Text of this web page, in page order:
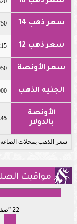
سعر ذهب 14
سعر ذهب 12
سعر الأونصة
الجنيه الذهب
الأونصة
بالدولار
سعر الذهب بمحلات
مواقيت
22